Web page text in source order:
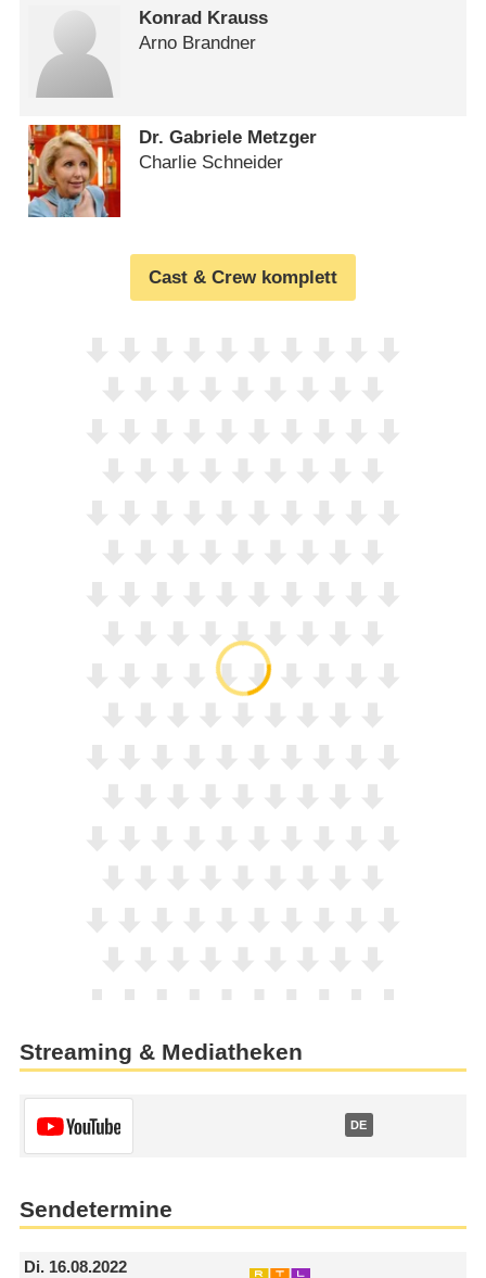
Konrad Krauss
Arno Brandner
Dr. Gabriele Metzger
Charlie Schneider
Cast & Crew komplett
Streaming & Mediatheken
DE
Sendetermine
Di.16.08.2022